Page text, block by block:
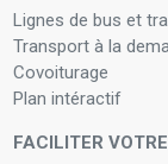
Lignes de bus et
Transport à la
Covoiturage
Plan intéractif
FACILITER